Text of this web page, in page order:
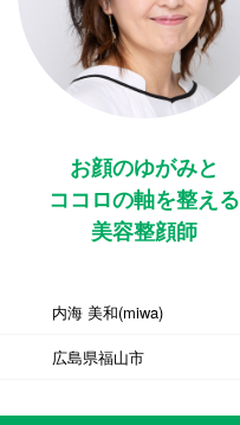
お顔のゆがみと
ココロの軸を整える
美容整顔師
内海 美和(miwa)
広島県福山市